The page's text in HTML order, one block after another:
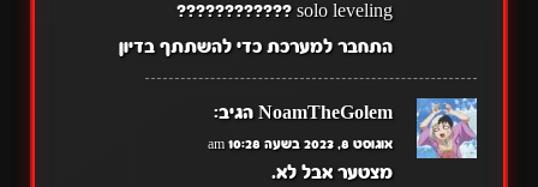
solo leveling ????????????
התחבר למערכת כדי להשתתף בדיון
NoamTheGolem הגיב:
אוגוסט 8, 2023 בשעה 10:28 am
מצטער אבל לא.